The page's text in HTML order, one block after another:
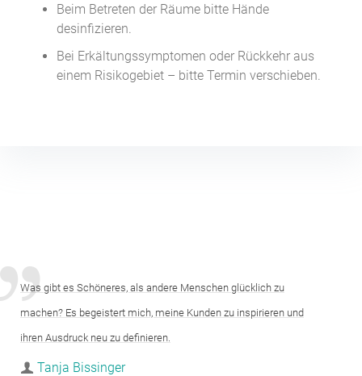
Beim Betreten der Räume bitte Hände
desinfizieren.
Bei Erkältungssymptomen oder Rückkehr aus
einem Risikogebiet – bitte Termin verschieben.
Was gibt es Schöneres, als andere Menschen glücklich zu
machen? Es begeistert mich, meine Kunden zu inspirieren und
ihren Ausdruck neu zu definieren.
Tanja Bissinger